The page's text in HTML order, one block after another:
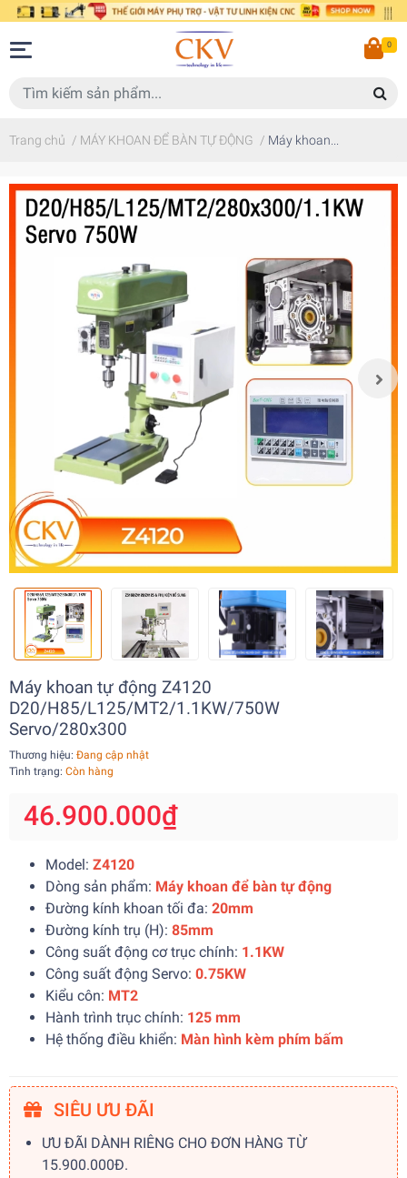
0
Trang chủ / MÁY KHOAN ĐỂ BÀN TỰ ĐỘNG / Máy khoan...
Máy khoan tự động Z4120
D20/H85/L125/MT2/1.1KW/750W
Servo/280x300
Thương hiệu: Đang cập nhật
Tình trạng: Còn hàng
46.900.000₫
Model: Z4120
Dòng sản phẩm: Máy khoan để bàn tự động
Đường kính khoan tối đa: 20mm
Đường kính trụ (H): 85mm
Công suất động cơ trục chính: 1.1KW
Công suất động Servo: 0.75KW
Kiểu côn: MT2
Hành trình trục chính: 125 mm
Hệ thống điều khiển: Màn hình kèm phím bấm
SIÊU ƯU ĐÃI
ƯU ĐÃI DÀNH RIÊNG CHO ĐƠN HÀNG TỪ
15.900.000Đ.